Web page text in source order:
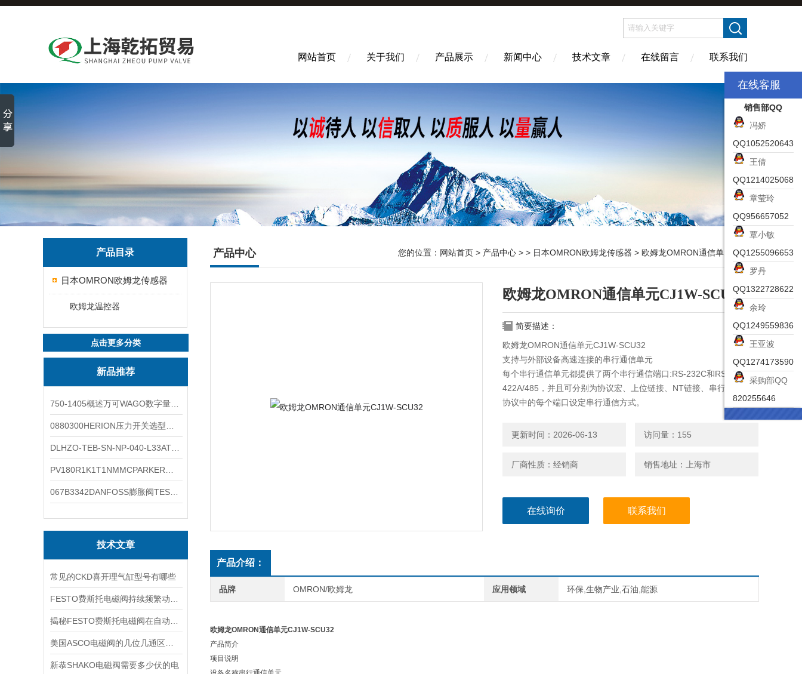
网站首页 关于我们 产品展示 新闻中心 技术文章 在线留言 联系我们
产品目录
日本OMRON欧姆龙传感器
欧姆龙温控器
点击更多分类
新品推荐
技术文章
常见的CKD喜开理气缸型号有哪些
新恭SHAKO电磁阀需要多少伏的电
产品中心 您的位置： 网站首页 > 产品中心 > > 日本OMRON欧姆龙传感器 > 欧姆龙OMRON通信单元CJ1W-SCU32
欧姆龙OMRON通信单元CJ1W-SCU32
简要描述：
欧姆龙OMRON通信单元CJ1W-SCU32
支持与外部设备高速连接的串行通信单元
每个串行通信单元都提供了两个串行通信端口:RS-232C和RS-
422A/485，并且可分别为协议宏、上位链接、NT链接、串行网关和无
协议中的每个端口设定串行通信方式。
更新时间：2026-06-13 访问量：155
厂商性质：经销商 销售地址：上海市
在线询价 联系我们
产品介绍：
品牌 OMRON/欧姆龙 应用领域 环保,生物产业,石油,能源
欧姆龙OMRON通信单元CJ1W-SCU32
产品简介
项目 说明
在线客服
销售部QQ
冯娇
QQ1052520643
王倩
QQ1214025068
章莹玲
QQ956657052
覃小敏
QQ1255096653
罗丹
QQ1322728622
余玲
QQ1249559836
王亚波
QQ1274173590
采购部QQ
820255646